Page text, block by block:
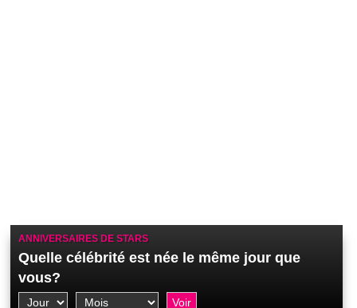
ANNIVERSAIRES DE STARS
Quelle célébrité est née le même jour que
vous?